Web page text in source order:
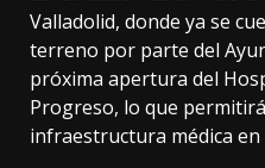
Valladolid, donde ya se
terreno por parte del
próxima apertura del
Progreso, lo que
infraestructura médica en